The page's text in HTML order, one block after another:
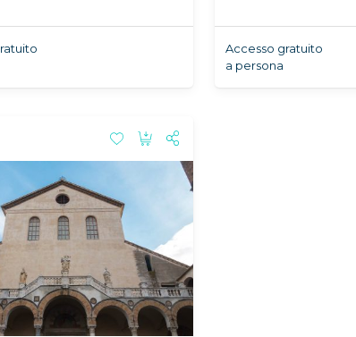
Accesso gratuito
a persona